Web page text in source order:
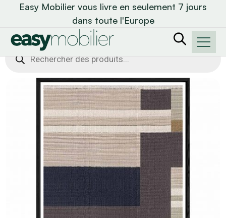
Easy Mobilier vous livre en seulement 7 jours
dans toute l'Europe
Recherche
de